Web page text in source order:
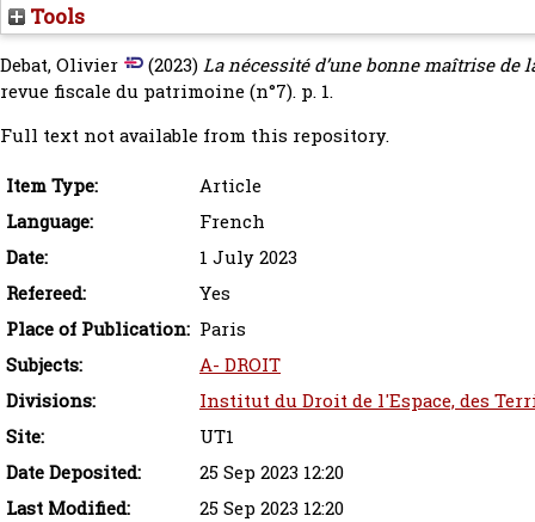
Tools
Debat, Olivier (2023)La nécessité d’une bonne maîtrise
revue fiscale du patrimoine (n°7). p. 1.
Full text not available from this repository.
Item Type:
Article
Language:
French
Date:
1 July 2023
Refereed:
Yes
Place of Publication: Paris
Subjects:
A- DROIT
Divisions:
Institut du Droit de l'Espace, des
Site:
UT1
Date Deposited:
25 Sep 2023 12:20
Last Modified:
25 Sep 2023 12:20